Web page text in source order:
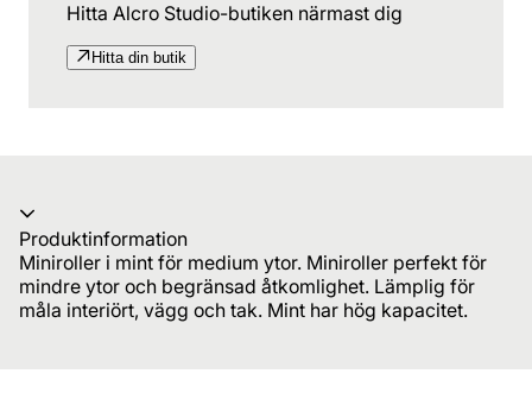
Hitta Alcro Studio-butiken närmast dig
Hitta din butik
Produktinformation
Miniroller i mint för medium ytor. Miniroller perfekt för
mindre ytor och begränsad åtkomlighet. Lämplig för
måla interiört, vägg och tak. Mint har hög kapacitet.